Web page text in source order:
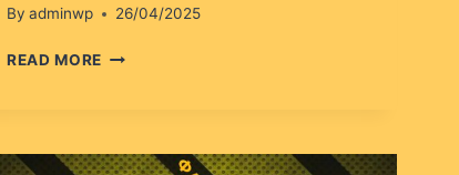
By adminwp 26/04/2025
READ MORE ФАК